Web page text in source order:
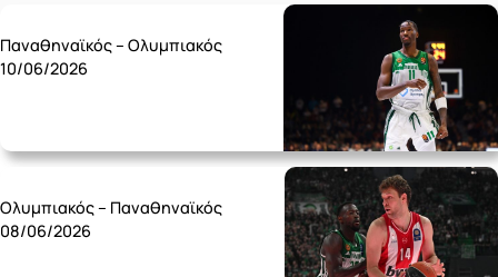
Παναθηναϊκός – Ολυμπιακός
10/06/2026
Ολυμπιακός – Παναθηναϊκός
08/06/2026